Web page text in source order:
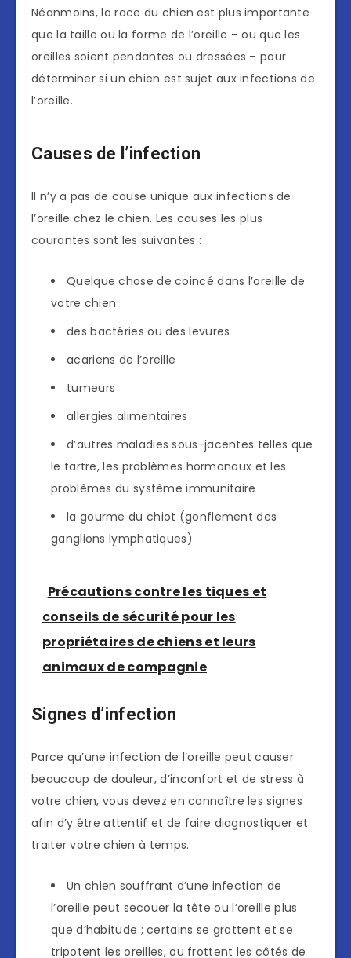
Néanmoins, la race du chien est plus importante
que la taille ou la forme de l’oreille – ou que les
oreilles soient pendantes ou dressées – pour
déterminer si un chien est sujet aux infections de
l’oreille.
Causes de l’infection
Il n’y a pas de cause unique aux infections de
l’oreille chez le chien. Les causes les plus
courantes sont les suivantes :
Quelque chose de coincé dans l’oreille de
votre chien
des bactéries ou des levures
acariens de l’oreille
tumeurs
allergies alimentaires
d’autres maladies sous-jacentes telles que
le tartre, les problèmes hormonaux et les
problèmes du système immunitaire
la gourme du chiot (gonflement des
ganglions lymphatiques)
Précautions contre les tiques et
conseils de sécurité pour les
propriétaires de chiens et leurs
animaux de compagnie
Signes d’infection
Parce qu’une infection de l’oreille peut causer
beaucoup de douleur, d’inconfort et de stress à
votre chien, vous devez en connaître les signes
afin d’y être attentif et de faire diagnostiquer et
traiter votre chien à temps.
Un chien souffrant d’une infection de
l’oreille peut secouer la tête ou l’oreille plus
que d’habitude ; certains se grattent et se
tripotent les oreilles, ou frottent les côtés de